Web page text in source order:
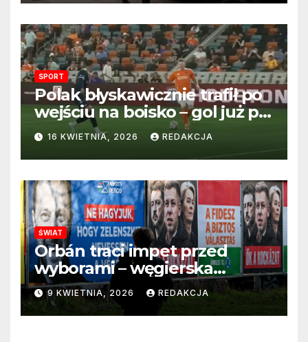
SPORT
Polak błyskawicznie trafił po
wejściu na boisko – gol już po
22 sekundach!
16 KWIETNIA, 2026 REDAKCJA
ŚWIAT
Orbán traci impet przed
wyborami – węgierska
propaganda przestaje
przekonywać
9 KWIETNIA, 2026 REDAKCJA